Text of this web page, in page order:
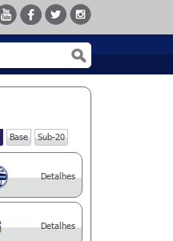
Base Sub-20
Detalhes
Detalhes